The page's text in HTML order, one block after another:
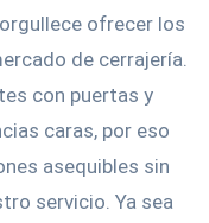
ofrecer los
de cerrajería.
con puertas y
caras, por eso
asequibles sin
servicio. Ya sea